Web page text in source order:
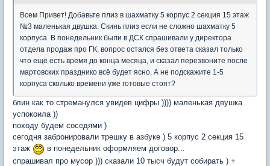
Всем Привет! Добавьте плиз в шахматку 5 корпус 2 секция 15 этаж
№3 маленькая двушка. Скинь плиз если не сложно шахматку 5
корпуса. В понедельник были в ДСК спрашивали у директора
отдела продаж про ГК, вопрос остался без ответа сказал только
что ещё есть время до конца месяца, и сказал перезвоните после
мартовских празднико всё будет ясно. А не подскажите 1-5
корпуса сколько времени уже готовые стоят?
блин как то стреманулся увидев цифры )))) маленькая двушка
успокоила ))
походу будем соседями )
сегодня забронировали трешку в азбуке ) 5 корпус 2 секция 15
этаж
в понедельник оформляем договор...
спрашивал про мусор ))) сказали 10 тысч будут собирать ) +